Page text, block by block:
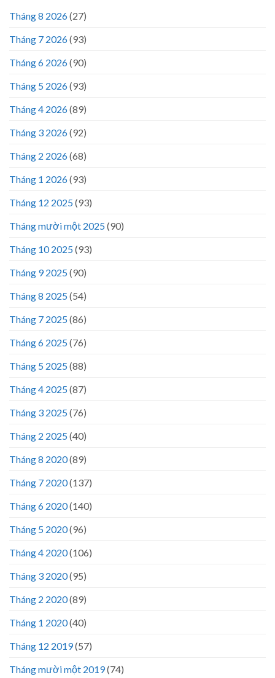
Tháng 8 2026(27)
Tháng 7 2026(93)
Tháng 6 2026(90)
Tháng 5 2026(93)
Tháng 4 2026(89)
Tháng 3 2026(92)
Tháng 2 2026(68)
Tháng 1 2026(93)
Tháng 12 2025(93)
Tháng mười một 2025(90)
Tháng 10 2025(93)
Tháng 9 2025(90)
Tháng 8 2025(54)
Tháng 7 2025(86)
Tháng 6 2025(76)
Tháng 5 2025(88)
Tháng 4 2025(87)
Tháng 3 2025(76)
Tháng 2 2025(40)
Tháng 8 2020(89)
Tháng 7 2020(137)
Tháng 6 2020(140)
Tháng 5 2020(96)
Tháng 4 2020(106)
Tháng 3 2020(95)
Tháng 2 2020(89)
Tháng 1 2020(40)
Tháng 12 2019(57)
Tháng mười một 2019(74)